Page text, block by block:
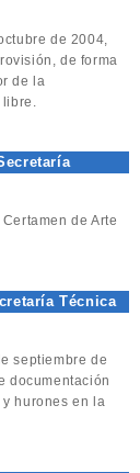
de 2004,
de forma
de la
libre.
de Arte
Técnica
septiembre de
documentación
hurones en la